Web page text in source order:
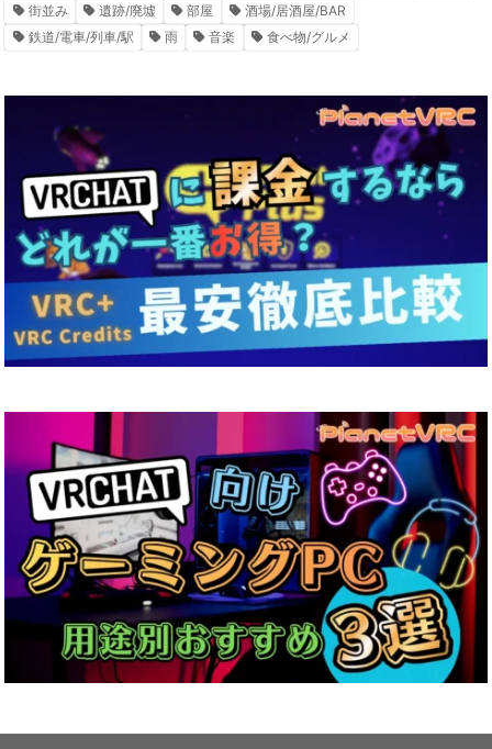
街並み
遺跡/廃墟 部屋
酒場/居酒屋/BAR
鉄道/電車/列車/駅
雨 音楽 食べ物/グルメ